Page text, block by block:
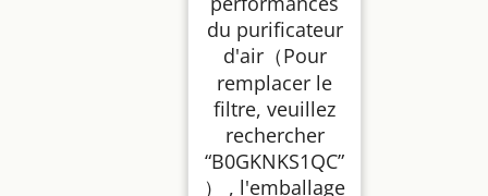
du purificateur
d'air（Pour
remplacer le
filtre, veuillez
rechercher
“B0GKNKS1QC”
） , l'emballage